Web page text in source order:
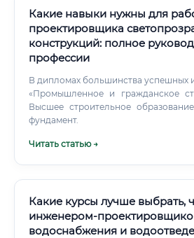
Какие навыки нужны для
проектировщика
конструкций: полное
профессии
В дипломах большинства успешных
«Промышленное и гражданское
Высшее строительное
фундамент.
Читать статью →
Какие курсы лучше выбрать,
инженером-
водоснабжения и